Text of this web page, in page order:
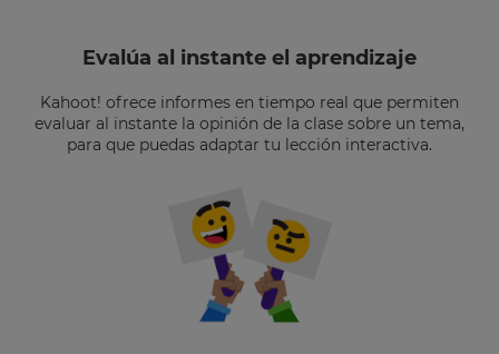
Evalúa al instante el aprendizaje
Kahoot! ofrece informes en tiempo real que permiten
evaluar al instante la opinión de la clase sobre un tema,
para que puedas adaptar tu lección interactiva.